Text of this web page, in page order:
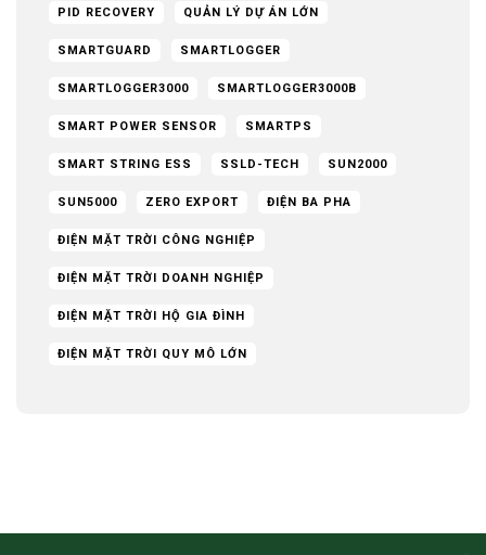
PID RECOVERY QUẢN LÝ DỰ ÁN LỚN
SMARTGUARD SMARTLOGGER
SMARTLOGGER3000 SMARTLOGGER3000B
SMART POWER SENSOR SMARTPS
SMART STRING ESS SSLD-TECH SUN2000
SUN5000 ZERO EXPORT ĐIỆN BA PHA
ĐIỆN MẶT TRỜI CÔNG NGHIỆP
ĐIỆN MẶT TRỜI DOANH NGHIỆP
ĐIỆN MẶT TRỜI HỘ GIA ĐÌNH
ĐIỆN MẶT TRỜI QUY MÔ LỚN